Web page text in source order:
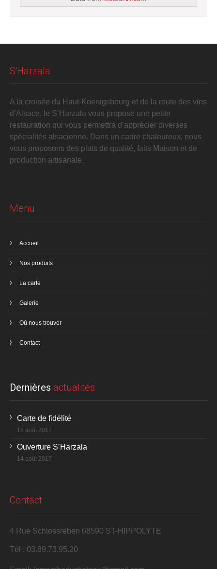
S'Harzala
A la croisée du Haut-Koenigsbourg et de la route des vins
d’Alsace, le S’Harzala vous propose une petite
restauration qui vous permettra d’apprécier diverses
spécialités alsacienne. Dans un cadre chaleureux, nous
vous proposons des plats de qualité, faits Maison et de
production artisanale.
Menu
Accueil
Nos produits
La carte
Galerie
Où nous trouver
Contact
Dernières actualités
Carte de fidélité
15 août 2017
Ouverture S’Harzala
14 août 2017
Contact
4 Rue Schlossreben 68590 ST-HIPPOLYTE
Tél : 03.89.73.95.20